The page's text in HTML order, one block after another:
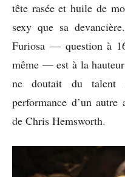
tête rasée et huile de
sexy que sa
Furiosa — question à
même — est à la
ne doutait du talent
performance d’un
de Chris Hemsworth.